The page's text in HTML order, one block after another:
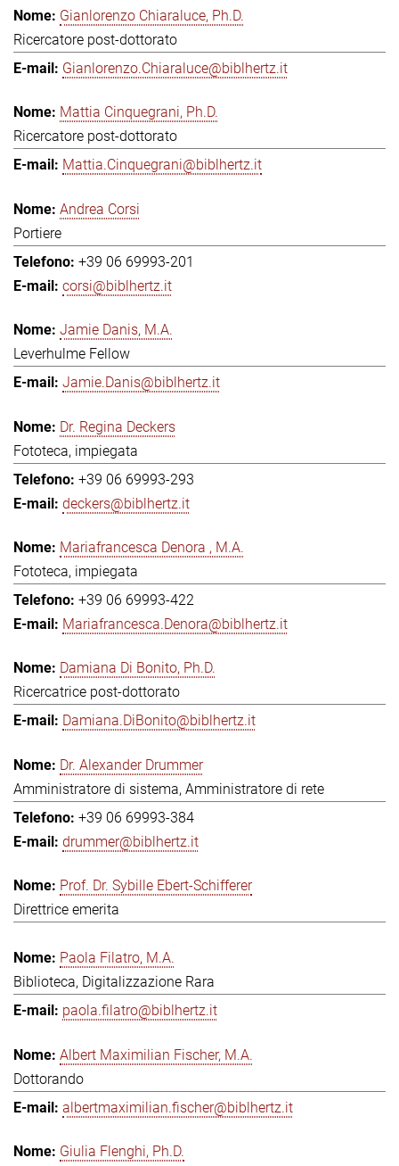
Gianlorenzo Chiaraluce, Ph.D.
Ricercatore post-dottorato
Gianlorenzo.Chiaraluce@biblhertz.it
Mattia Cinquegrani, Ph.D.
Ricercatore post-dottorato
Mattia.Cinquegrani@biblhertz.it
Andrea Corsi
Portiere
+39 06 69993-201
corsi@biblhertz.it
Jamie Danis, M.A.
Leverhulme Fellow
Jamie.Danis@biblhertz.it
Dr. Regina Deckers
Fototeca, impiegata
+39 06 69993-293
deckers@biblhertz.it
Mariafrancesca Denora , M.A.
Fototeca, impiegata
+39 06 69993-422
Mariafrancesca.Denora@biblhertz.it
Damiana Di Bonito, Ph.D.
Ricercatrice post-dottorato
Damiana.DiBonito@biblhertz.it
Dr. Alexander Drummer
Amministratore di sistema, Amministratore di rete
+39 06 69993-384
drummer@biblhertz.it
Prof. Dr. Sybille Ebert-Schifferer
Direttrice emerita
Paola Filatro, M.A.
Biblioteca, Digitalizzazione Rara
paola.filatro@biblhertz.it
Albert Maximilian Fischer, M.A.
Dottorando
albertmaximilian.fischer@biblhertz.it
Giulia Flenghi, Ph.D.